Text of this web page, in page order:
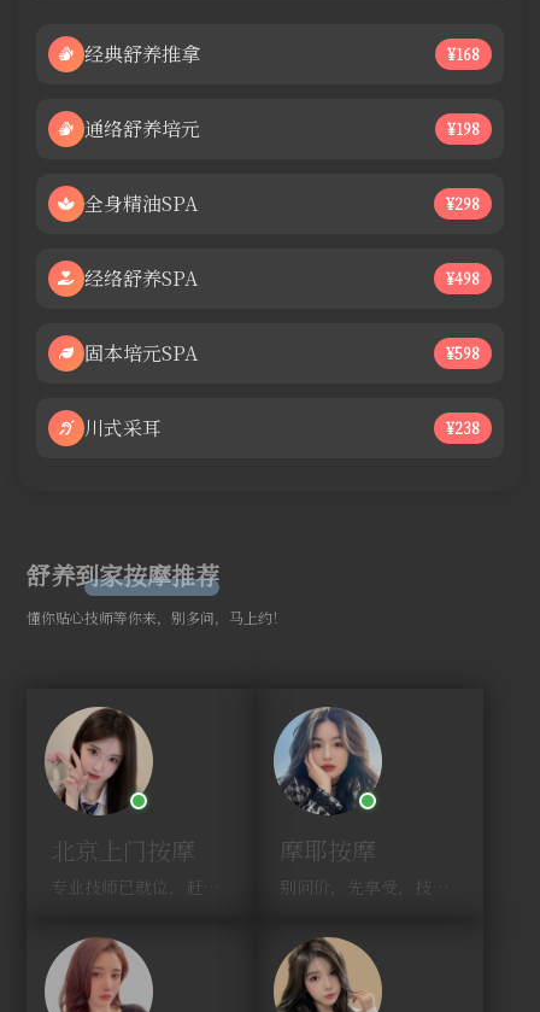
经典舒养推拿 ¥168
通络舒养培元 ¥198
全身精油SPA ¥298
经络舒养SPA ¥498
固本培元SPA ¥598
川式采耳 ¥238
舒养到家按摩推荐
懂你贴心技师等你来，别多问，马上约！
北京上门按摩
专业技师已就位，赶紧下单！
摩耶按摩
别问价，先享受，技师马上到！